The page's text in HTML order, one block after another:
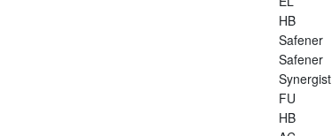
HB
Safener
Safener
Synergist
FU
HB